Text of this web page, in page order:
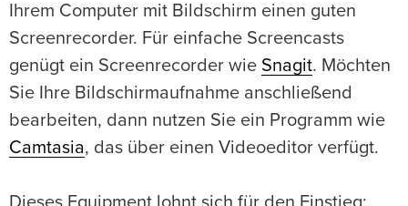
Ihrem Computer mit Bildschirm einen guten
Screenrecorder. Für einfache Screencasts
genügt ein Screenrecorder wie Snagit. Möchten
Sie Ihre Bildschirmaufnahme anschließend
bearbeiten, dann nutzen Sie ein Programm wie
Camtasia, das über einen Videoeditor verfügt.
Dieses Equipment lohnt sich für den Einstieg: